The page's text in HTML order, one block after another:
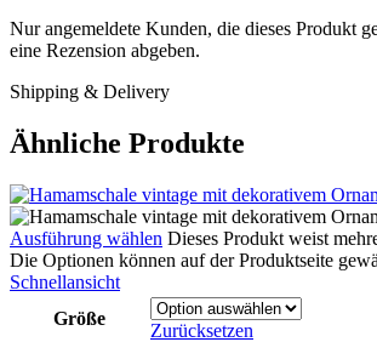
Nur angemeldete Kunden, die dieses Produkt
eine Rezension abgeben.
Shipping & Delivery
Ähnliche Produkte
Ausführung wählen Dieses Produkt weist
Die Optionen können auf der Produktseite
Schnellansicht
Größe
Zurücksetzen